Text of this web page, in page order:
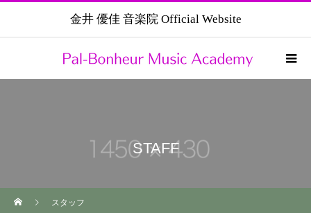
金井 優佳 音楽院 Official Website
STAFF
スタッフ